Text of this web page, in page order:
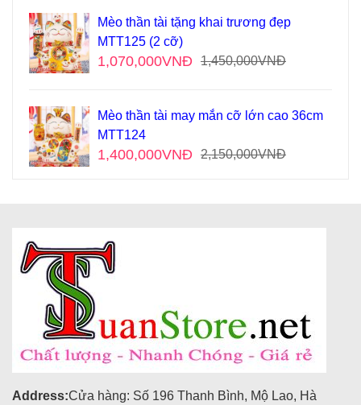
Mèo thần tài tặng khai trương đẹp
MTT125 (2 cỡ)
1,450,000VNĐ
1,070,000VNĐ
Mèo thần tài may mắn cỡ lớn cao 36cm
MTT124
2,150,000VNĐ
1,400,000VNĐ
Address:Cửa hàng: Số 196 Thanh Bình, Mộ Lao, Hà